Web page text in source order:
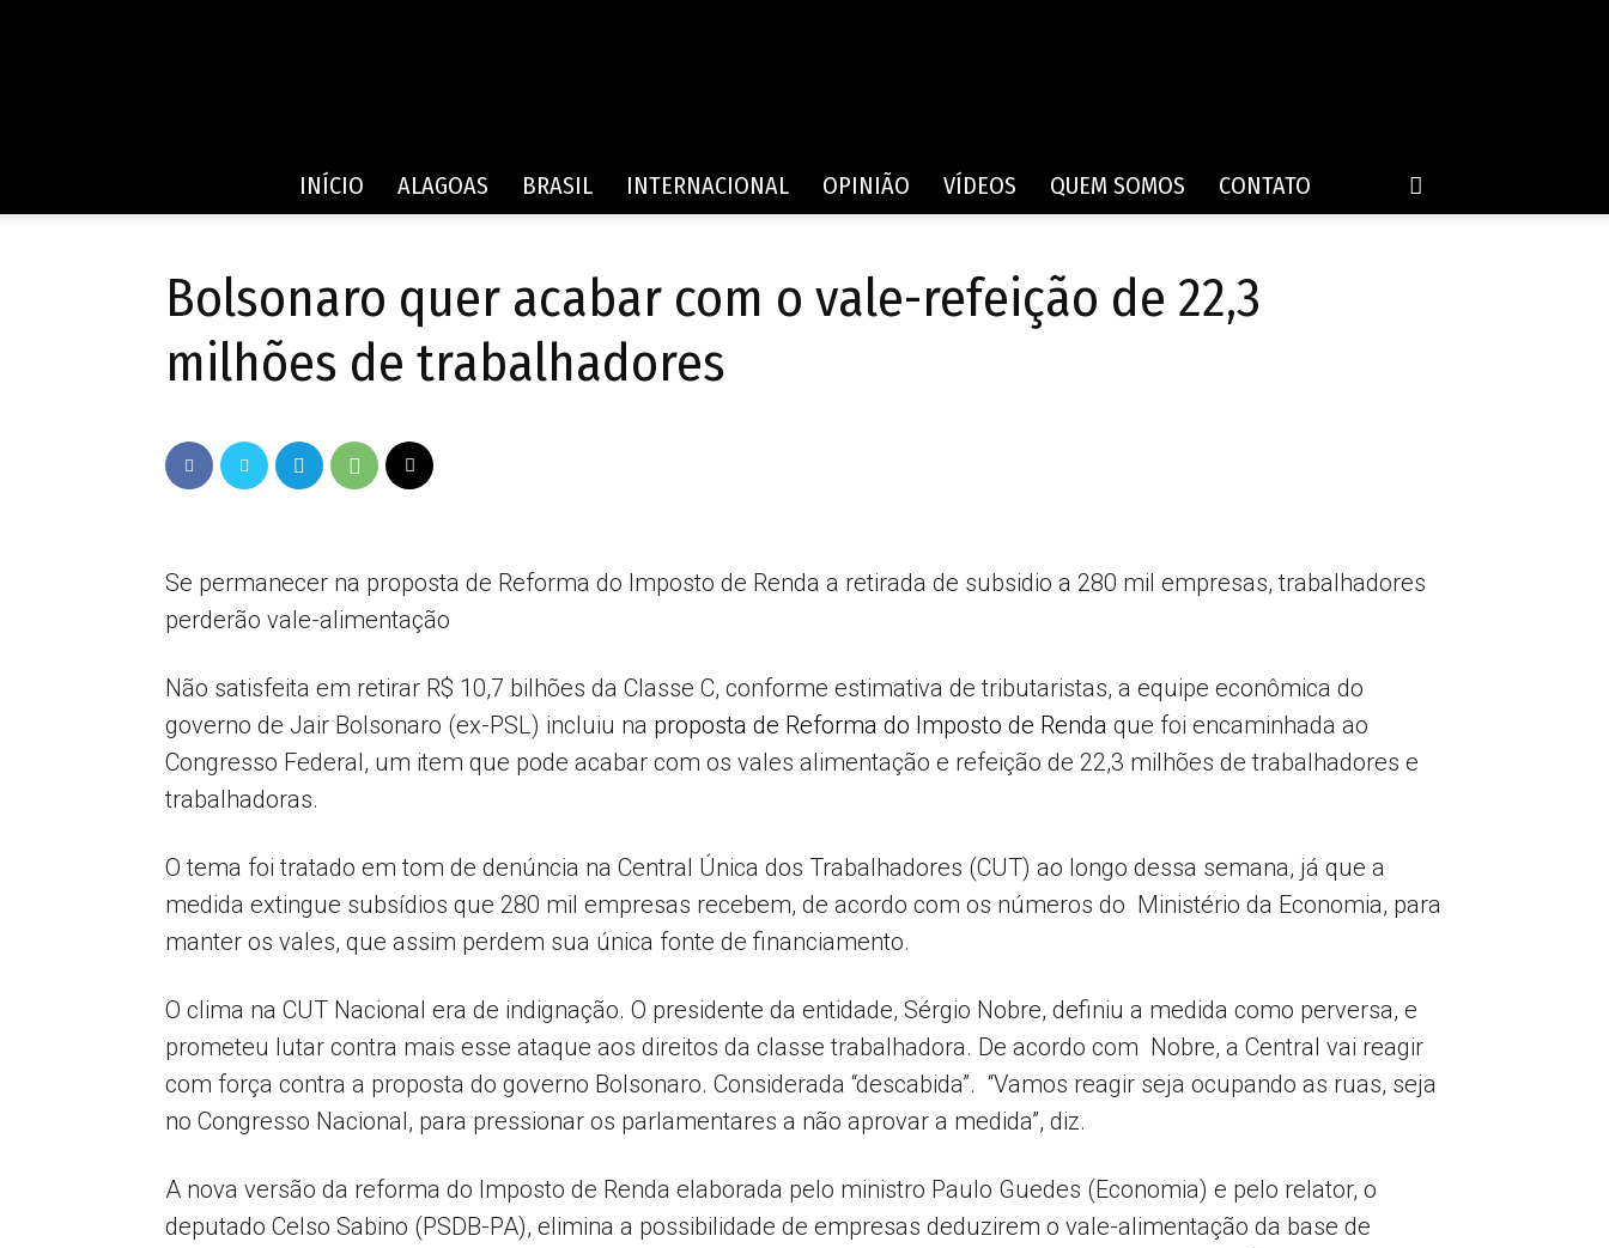
de
AL
INÍCIO ALAGOAS BRASIL INTERNACIONAL OPINIÃO VÍDEOS QUEM SOMOS CONTATO
Bolsonaro quer acabar com o vale-refeição de 22,3
milhões de trabalhadores
Se permanecer na proposta de Reforma do Imposto de Renda a retirada de subsidio a 280 mil empresas, trabalhadores
perderão vale-alimentação
Não satisfeita em retirar R$ 10,7 bilhões da Classe C, conforme estimativa de tributaristas, a equipe econômica do
governo de Jair Bolsonaro (ex-PSL) incluiu na proposta de Reforma do Imposto de Renda que foi encaminhada ao
Congresso Federal, um item que pode acabar com os vales alimentação e refeição de 22,3 milhões de trabalhadores e
trabalhadoras.
O tema foi tratado em tom de denúncia na Central Única dos Trabalhadores (CUT) ao longo dessa semana, já que a
medida extingue subsídios que 280 mil empresas recebem, de acordo com os números do Ministério da Economia, para
manter os vales, que assim perdem sua única fonte de financiamento.
O clima na CUT Nacional era de indignação. O presidente da entidade, Sérgio Nobre, definiu a medida como perversa, e
prometeu lutar contra mais esse ataque aos direitos da classe trabalhadora. De acordo com Nobre, a Central vai reagir
com força contra a proposta do governo Bolsonaro. Considerada “descabida”. “Vamos reagir seja ocupando as ruas, seja
no Congresso Nacional, para pressionar os parlamentares a não aprovar a medida”, diz.
A nova versão da reforma do Imposto de Renda elaborada pelo ministro Paulo Guedes (Economia) e pelo relator, o
deputado Celso Sabino (PSDB-PA), elimina a possibilidade de empresas deduzirem o vale-alimentação da base de